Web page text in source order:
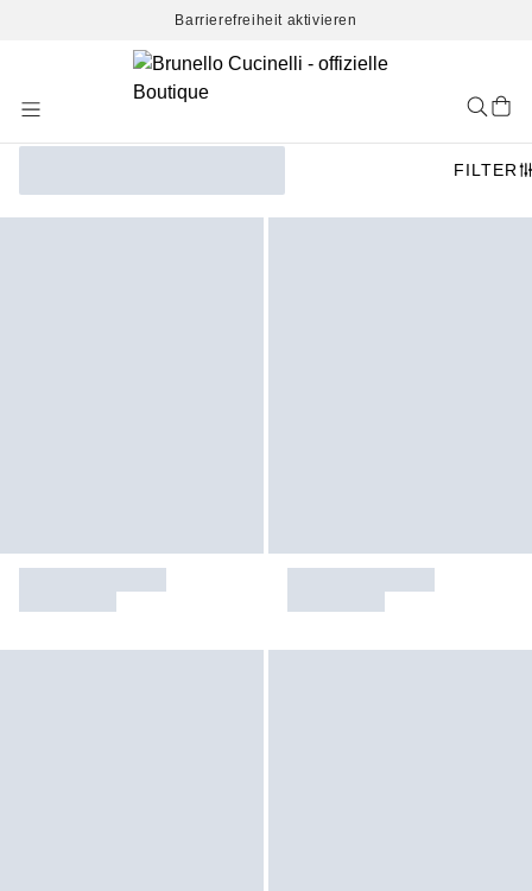
Barrierefreiheit aktivieren
Content
FILTER